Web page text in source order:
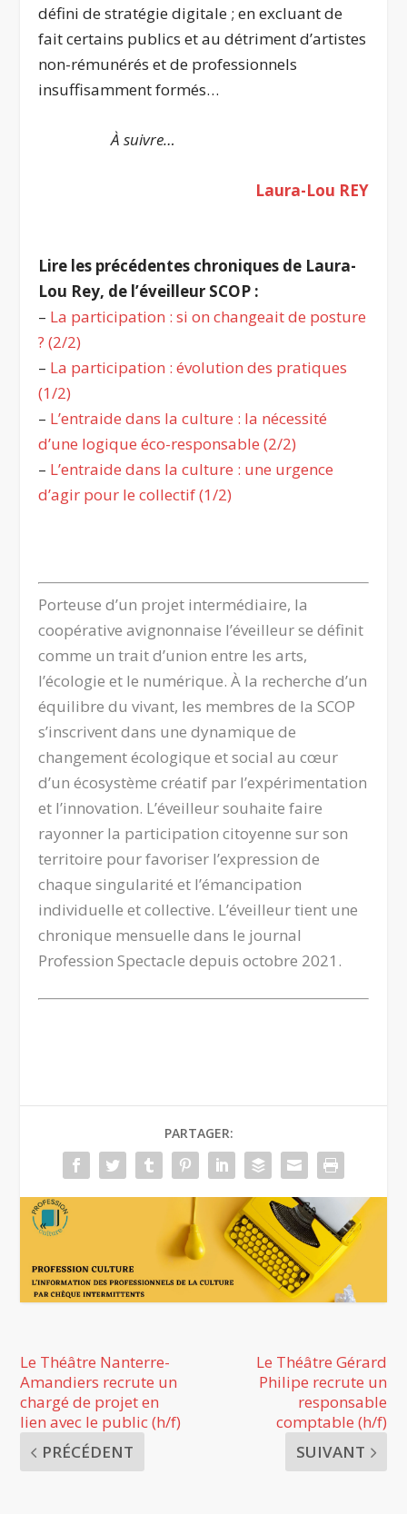
défini de stratégie digitale ; en excluant de
fait certains publics et au détriment d’artistes
non-rémunérés et de professionnels
insuffisamment formés…
À suivre…
Laura-Lou REY
Lire les précédentes chroniques de Laura-
Lou Rey, de l’éveilleur SCOP :
– La participation : si on changeait de posture
? (2/2)
– La participation : évolution des pratiques
(1/2)
– L’entraide dans la culture : la nécessité
d’une logique éco-responsable (2/2)
– L’entraide dans la culture : une urgence
d’agir pour le collectif (1/2)
Porteuse d’un projet intermédiaire, la
coopérative avignonnaise l’éveilleurse définit
comme un trait d’union entre les arts,
l’écologie et le numérique. À la recherche d’un
équilibre du vivant, les membres de la SCOP
s’inscrivent dans une dynamique de
changement écologique et social au cœur
d’un écosystème créatif par l’expérimentation
et l’innovation. L’éveilleur souhaite faire
rayonner la participation citoyenne sur son
territoire pour favoriser l’expression de
chaque singularité et l’émancipation
individuelle et collective. L’éveilleur tient une
chronique mensuelle dans le journal
Profession Spectacle depuis octobre 2021.
PARTAGER:
Le Théâtre Nanterre-
Amandiers recrute un
chargé de projet en
lien avec le public (h/f)
PRÉCÉDENT
Le Théâtre Gérard
Philipe recrute un
responsable
comptable (h/f)
SUIVANT